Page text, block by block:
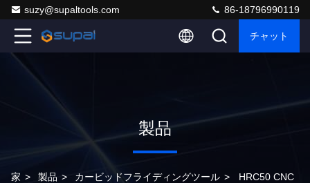
suzy@supaltools.com 86-18796990119
チャット
製品
家 > 製品 > カービッドフライディングツール > HRC50 CNC